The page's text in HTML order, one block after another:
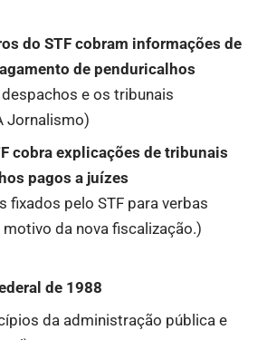
do STF cobram informações de
de penduricalhos
e os tribunais
Jornalismo)
cobra explicações de tribunais
pagos a juízes
fixados pelo STF para verbas
da nova fiscalização.)
de 1988
da administração pública e